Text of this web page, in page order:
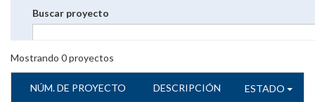
Buscar proyecto
Mostrando 0proyectos
NÚM. DE PROYECTO DESCRIPCIÓN ESTADO